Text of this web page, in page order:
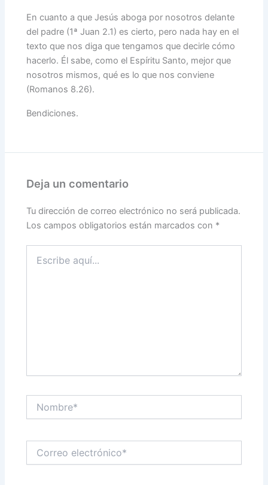
En cuanto a que Jesús aboga por nosotros delante
del padre (1ª Juan 2.1) es cierto, pero nada hay en el
texto que nos diga que tengamos que decirle cómo
hacerlo. Él sabe, como el Espíritu Santo, mejor que
nosotros mismos, qué es lo que nos conviene
(Romanos 8.26).
Bendiciones.
Deja un comentario
Tu dirección de correo electrónico no será publicada.
Los campos obligatorios están marcados con *
aquí...
electrónico*